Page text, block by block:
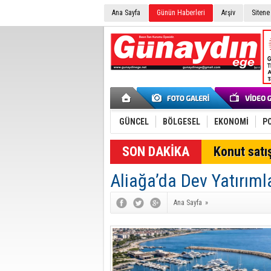
Ana Sayfa Günün Haberleri Arşiv
GÜNCEL BÖLGESEL EKONOMİ
Konut
Aliağa’da Dev
Ana Sayfa »